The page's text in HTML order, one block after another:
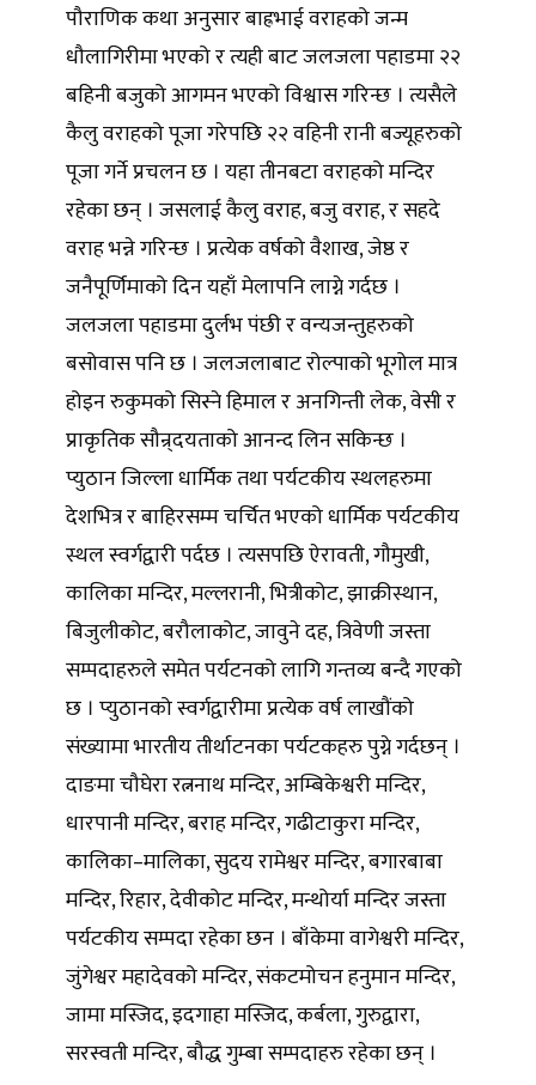
पौराणिक कथा अनुसार बाह्रभाई वराहको जन्म
धौलागिरीमा भएको र त्यही बाट जलजला पहाडमा २२
बहिनी बजुको आगमन भएको विश्वास गरिन्छ । त्यसैले
कैलु वराहको पूजा गरेपछि २२ वहिनी रानी बज्यूहरुको
पूजा गर्ने प्रचलन छ । यहा तीनबटा वराहको मन्दिर
रहेका छन् । जसलाई कैलु वराह, बजु वराह, र सहदे
वराह भन्ने गरिन्छ । प्रत्येक वर्षको वैशाख, जेष्ठ र
जनैपूर्णिमाको दिन यहाँ मेलापनि लाग्ने गर्दछ ।
जलजला पहाडमा दुर्लभ पंछी र वन्यजन्तुहरुको
बसोवास पनि छ । जलजलाबाट रोल्पाको भूगोल मात्र
होइन रुकुमको सिस्ने हिमाल र अनगिन्ती लेक, वेसी र
प्राकृतिक सौन्र्दयताको आनन्द लिन सकिन्छ ।
प्युठान जिल्ला धार्मिक तथा पर्यटकीय स्थलहरुमा
देशभित्र र बाहिरसम्म चर्चित भएको धार्मिक पर्यटकीय
स्थल स्वर्गद्वारी पर्दछ । त्यसपछि ऐरावती, गौमुखी,
कालिका मन्दिर, मल्लरानी, भित्रीकोट, झाक्रीस्थान,
बिजुलीकोट, बरौलाकोट, जावुने दह, त्रिवेणी जस्ता
सम्पदाहरुले समेत पर्यटनको लागि गन्तव्य बन्दै गएको
छ । प्युठानको स्वर्गद्वारीमा प्रत्येक वर्ष लाखौंको
संख्यामा भारतीय तीर्थाटनका पर्यटकहरु पुग्ने गर्दछन् ।
दाङमा चौघेरा रत्ननाथ मन्दिर, अम्बिकेश्वरी मन्दिर,
धारपानी मन्दिर, बराह मन्दिर, गढीटाकुरा मन्दिर,
कालिका–मालिका, सुदय रामेश्वर मन्दिर, बगारबाबा
मन्दिर, रिहार, देवीकोट मन्दिर, मन्थोर्या मन्दिर जस्ता
पर्यटकीय सम्पदा रहेका छन । बाँकेमा वागेश्वरी मन्दिर,
जुंगेश्वर महादेवको मन्दिर, संकटमोचन हनुमान मन्दिर,
जामा मस्जिद, इदगाहा मस्जिद, कर्बला, गुरुद्वारा,
सरस्वती मन्दिर, बौद्ध गुम्बा सम्पदाहरु रहेका छन् ।